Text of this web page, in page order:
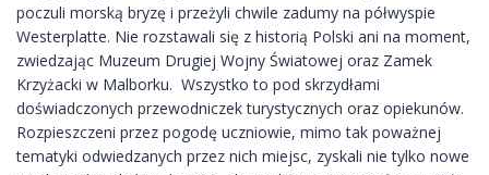
poczuli morską bryzę i przeżyli chwile zadumy na półwyspie
Westerplatte. Nie rozstawali się z historią Polski ani na moment,
zwiedzając Muzeum Drugiej Wojny Światowej oraz Zamek
Krzyżacki w Malborku. Wszystko to pod skrzydłami
doświadczonych przewodniczek turystycznych oraz opiekunów.
Rozpieszczeni przez pogodę uczniowie, mimo tak poważnej
tematyki odwiedzanych przez nich miejsc, zyskali nie tylko nowe